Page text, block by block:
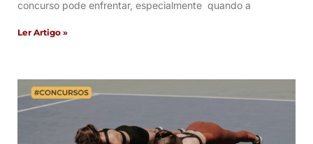
concurso pode enfrentar, especialmente quando a
Ler Artigo »